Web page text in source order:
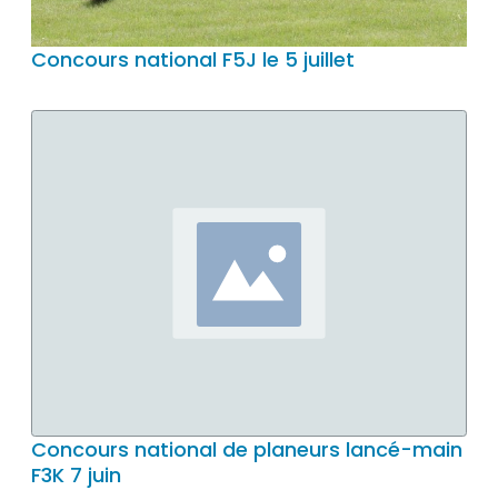
Concours national F5J le 5 juillet
Concours national de planeurs lancé-main
F3K 7 juin